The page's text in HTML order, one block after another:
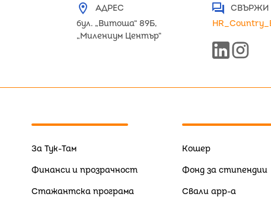
location_on
AДРЕС
бул. „Витоша“ 89Б,
„Милениум Център“
question_answer
СВЪРЖИ
За Тук-Там
Финанси и прозрачност
Стажантска програма
Кошер
Фонд за стипендии
Свали app-a